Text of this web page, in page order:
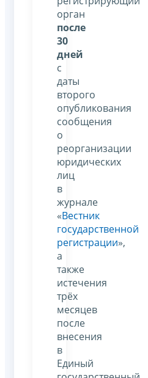
орган
после
30
дней
с
даты
второго
опубликования
сообщения
о
реорганизации
юридических
лиц
в
журнале
«Вестник
государственной
регистрации»,
а
также
истечения
трёх
месяцев
после
внесения
в
Единый